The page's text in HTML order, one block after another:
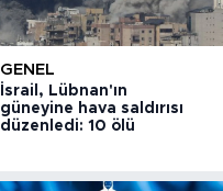
GENEL
İsrail, Lübnan'ın
güneyine hava saldırısı
düzenledi: 10 ölü